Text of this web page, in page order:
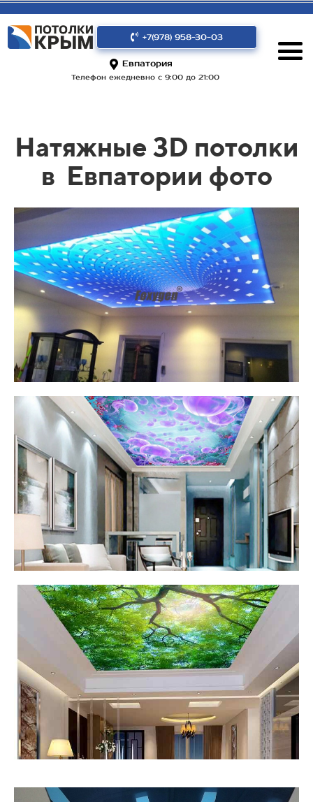
+7(978) 958-30-03
Евпатория
Телефон ежедневно с 9:00 до 21:00
Натяжные 3D потолки
в Евпатории фото